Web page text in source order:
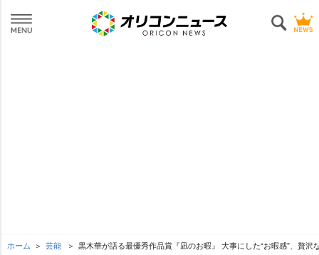
ホーム 芸能 黒木華が語る最優秀作品賞『凪のお暇』 大事にした“お暇感”、贅沢